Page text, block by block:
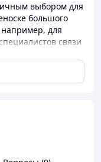
выбором для
большого
например, для
связи
Ваш
светошумовых,
очень мобилен
принципу «